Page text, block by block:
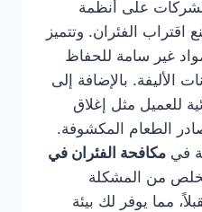
على أنظمة
اقتراب الفئران. وتتميز
غير سامة للحفاظ
الأليفة. بالإضافة إلى
للعميل مثل إغلاق
الطعام المكشوفة.
في مكافحة الفئران في
من المشكلة
مما يوفر لك بيئة